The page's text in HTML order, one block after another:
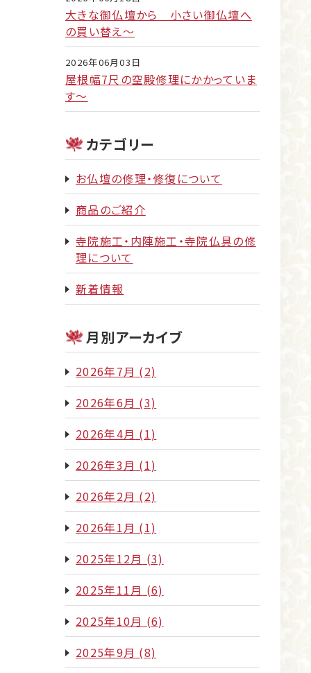
大きな御仏壇から 小さい御仏壇へ
の買い替え～
2026年06月03日
屋根幅7尺の空殿修理にかかっていま
す～
カテゴリー
お仏壇の修理・修復について
商品のご紹介
寺院施工・内陣施工・寺院仏具の修
理について
新着情報
月別アーカイブ
2026年7月 (2)
2026年6月 (3)
2026年4月 (1)
2026年3月 (1)
2026年2月 (2)
2026年1月 (1)
2025年12月 (3)
2025年11月 (6)
2025年10月 (6)
2025年9月 (8)